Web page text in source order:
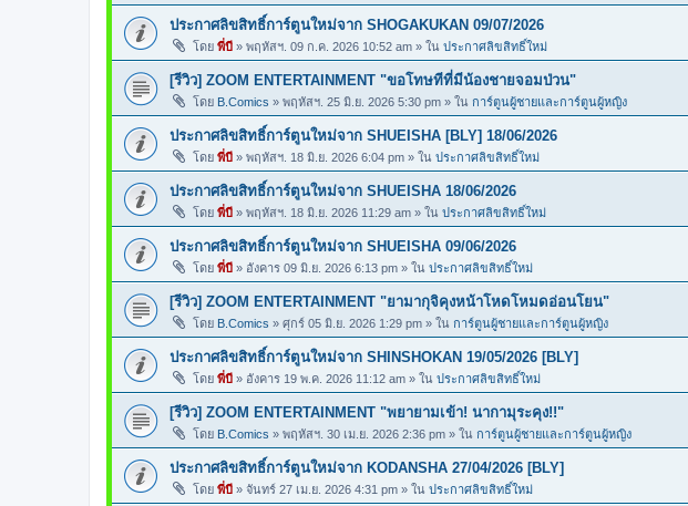
ประกาศลิขสิทธิ์การ์ตูนใหม่จาก SHOGAKUKAN 09/07/2026
โดย พี่บี » พฤหัสฯ. 09 ก.ค. 2026 10:52 am » ใน ประกาศลิขสิทธิ์ใหม่
[รีวิว] ZOOM ENTERTAINMENT "ขอโทษทีที่มีน้องชายจอมป่วน"
โดย B.Comics » พฤหัสฯ. 25 มิ.ย. 2026 5:30 pm » ใน การ์ตูนผู้ชายและการ์ตูนผู้หญิง
ประกาศลิขสิทธิ์การ์ตูนใหม่จาก SHUEISHA [BLY] 18/06/2026
โดย พี่บี » พฤหัสฯ. 18 มิ.ย. 2026 6:04 pm » ใน ประกาศลิขสิทธิ์ใหม่
ประกาศลิขสิทธิ์การ์ตูนใหม่จาก SHUEISHA 18/06/2026
โดย พี่บี » พฤหัสฯ. 18 มิ.ย. 2026 11:29 am » ใน ประกาศลิขสิทธิ์ใหม่
ประกาศลิขสิทธิ์การ์ตูนใหม่จาก SHUEISHA 09/06/2026
โดย พี่บี » อังคาร 09 มิ.ย. 2026 6:13 pm » ใน ประกาศลิขสิทธิ์ใหม่
[รีวิว] ZOOM ENTERTAINMENT "ยามากุจิคุงหน้าโหดโหมดอ่อนโยน"
โดย B.Comics » ศุกร์ 05 มิ.ย. 2026 1:29 pm » ใน การ์ตูนผู้ชายและการ์ตูนผู้หญิง
ประกาศลิขสิทธิ์การ์ตูนใหม่จาก SHINSHOKAN 19/05/2026 [BLY]
โดย พี่บี » อังคาร 19 พ.ค. 2026 11:12 am » ใน ประกาศลิขสิทธิ์ใหม่
[รีวิว] ZOOM ENTERTAINMENT "พยายามเข้า! นากามุระคุง!!"
โดย B.Comics » พฤหัสฯ. 30 เม.ย. 2026 2:36 pm » ใน การ์ตูนผู้ชายและการ์ตูนผู้หญิง
ประกาศลิขสิทธิ์การ์ตูนใหม่จาก KODANSHA 27/04/2026 [BLY]
โดย พี่บี » จันทร์ 27 เม.ย. 2026 4:31 pm » ใน ประกาศลิขสิทธิ์ใหม่